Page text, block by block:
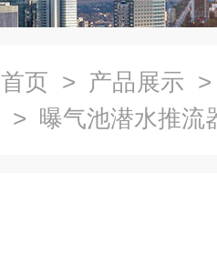
首页 > 产品展示
> 曝气池潜水推流